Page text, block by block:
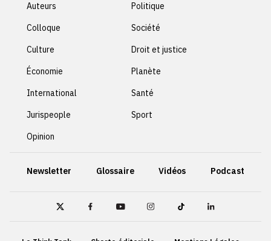
Auteurs
Colloque
Culture
Économie
International
Jurispeople
Opinion
Politique
Société
Droit et justice
Planète
Santé
Sport
Newsletter Glossaire Vidéos Podcast